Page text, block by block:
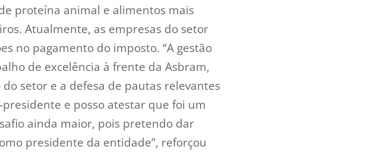
proteína animal e alimentos mais
Atualmente, as empresas do setor
no pagamento do imposto. “A gestão
de excelência à frente da Asbram,
setor e a defesa de pautas relevantes
e posso atestar que foi um
ainda maior, pois pretendo dar
presidente da entidade”, reforçou